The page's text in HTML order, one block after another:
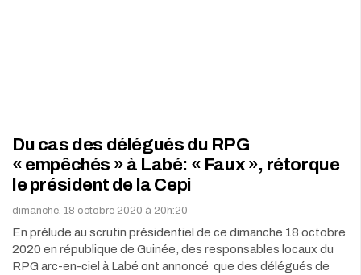
Du cas des délégués du RPG
« empêchés » à Labé: « Faux », rétorque
le président de la Cepi
dimanche, 18 octobre 2020 à 20h:20
En prélude au scrutin présidentiel de ce dimanche 18 octobre
2020 en république de Guinée, des responsables locaux du
RPG arc-en-ciel à Labé ont annoncé que des délégués de